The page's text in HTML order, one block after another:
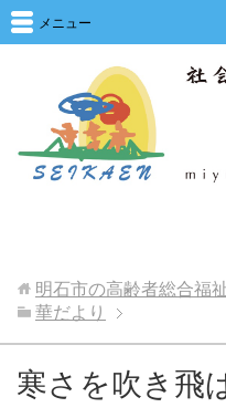
メニュー
明石市の高齢者総合福
華だより
寒さを吹き飛